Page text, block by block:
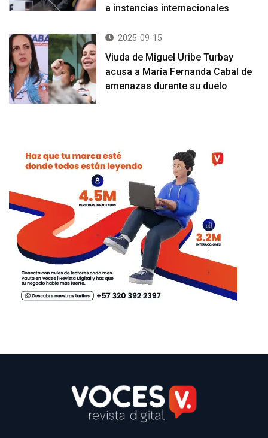
a instancias internacionales
2025-09-15
Viuda de Miguel Uribe Turbay
acusa a María Fernanda Cabal de
amenazas durante su duelo